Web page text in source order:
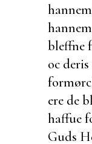
bleffne
oc
ere de
haffue
Guds